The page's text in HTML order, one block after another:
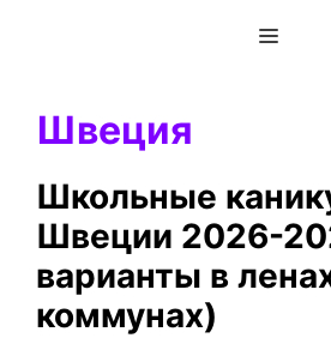
Меню
Швеция
Школьные каникулы в
Швеции 2026-
варианты в
коммунах)